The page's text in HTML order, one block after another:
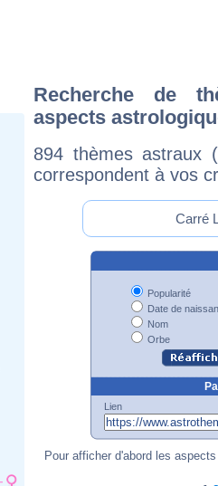
Recherche de
aspects
894 thèmes astraux
correspondent à vos
Carré
Popularité
Date de
Nom
Orbe
Lien
Pour afficher d'abord les